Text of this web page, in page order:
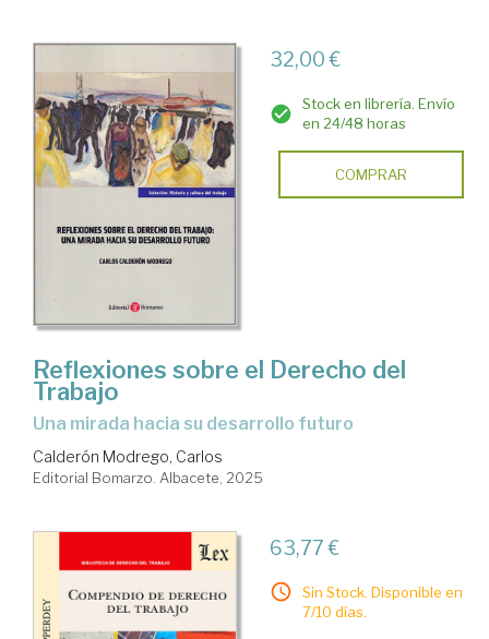
32,00 €
Stock en librería. Envío
en 24/48 horas
COMPRAR
Reflexiones sobre el Derecho del
Trabajo
Una mirada hacia su desarrollo futuro
Calderón Modrego, Carlos
Editorial Bomarzo. Albacete, 2025
63,77 €
Sin Stock. Disponible en
7/10 días.